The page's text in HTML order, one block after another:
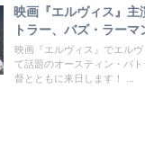
映画『エルヴィス』
トラー、バズ・ラー
映画『エルヴィス』でエル
て話題のオースティン・バ
督とともに来日します！ ...